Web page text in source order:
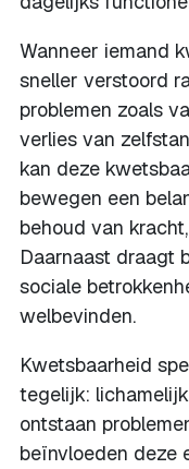
Wanneer iemand
sneller verstoord
problemen zoals
verlies van
kan deze
bewegen een
behoud van
Daarnaast draagt
sociale
welbevinden.
Kwetsbaarheid
tegelijk:
ontstaan
beïnvloeden deze